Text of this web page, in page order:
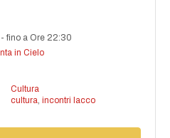
-fino a Ore 22:30
in Cielo
Cultura
cultura, incontri lacco